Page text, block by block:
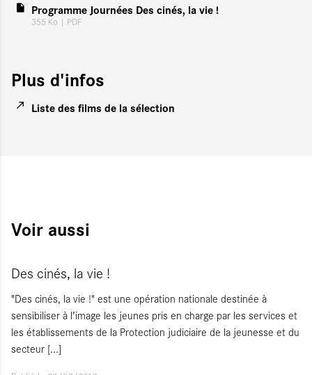
Programme Journées Des cinés, la vie !
355 Ko | PDF
Plus d'infos
Liste des films de la sélection
Voir aussi
Des cinés, la vie !
"Des cinés, la vie !" est une opération nationale destinée à
sensibiliser à l’image les jeunes pris en charge par les services et
les établissements de la Protection judiciaire de la jeunesse et du
secteur [...]